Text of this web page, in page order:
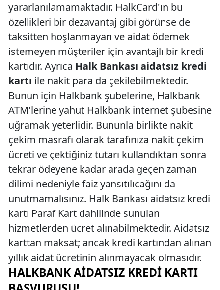
yararlanılamamaktadır. HalkCard'ın bu
özellikleri bir dezavantaj gibi görünse de
taksitten hoşlanmayan ve aidat ödemek
istemeyen müşteriler için avantajlı bir kredi
kartıdır. Ayrıca Halk Bankası aidatsız kredi
kartı ile nakit para da çekilebilmektedir.
Bunun için Halkbank şubelerine, Halkbank
ATM'lerine yahut Halkbank internet şubesine
uğramak yeterlidir. Bununla birlikte nakit
çekim masrafı olarak tarafınıza nakit çekim
ücreti ve çektiğiniz tutarı kullandıktan sonra
tekrar ödeyene kadar arada geçen zaman
dilimi nedeniyle faiz yansıtılıcağını da
unutmamalısınız. Halk Bankası aidatsız kredi
kartı Paraf Kart dahilinde sunulan
hizmetlerden ücret alınabilmektedir. Aidatsız
karttan maksat; ancak kredi kartından alınan
yıllık aidat ücretinin alınmayacak olmasıdır.
HALKBANK AIDATSIZ KREDI KARTI